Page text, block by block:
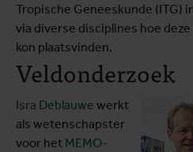
Tropische Geneeskunde (ITG)
via diverse disciplines hoe
kon plaatsvinden.
Veldonderzoek
Isra Deblauwe werkt
als wetenschapster
voor het MEMO-